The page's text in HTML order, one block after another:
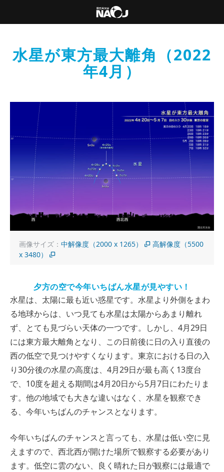
水星が東方最大離角（2022
年4月）
画像サイズ： 中解像度（2000 x 1265）
高解像度（5500
x 3480）
夕方の空で今年いちばん水星が見やすい！
水星は、太陽に最も近い惑星です。水星より外側をまわ
る地球からは、いつ見ても水星は太陽からあまり離れ
ず、とても見づらい天体の一つです。しかし、4月29日
には東方最大離角となり、この日前後に日の入り直後の
西の低空で見つけやすくなります。東京における日の入
り30分後の水星の高度は、4月29日が最も高く13度台
で、10度を超える期間は4月20日から5月7日にわたりま
す。他の地域でも大きな違いはなく、水星を観察でき
る、今年いちばんのチャンスとなります。
今年いちばんのチャンスと言っても、水星は低い空に見
えますので、西北西が開けた場所で観察する必要があり
ます。低空に雲のない、良く晴れた日が観察には最適で